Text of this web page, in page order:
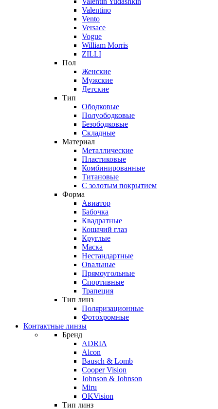
Valentino
Vento
Versace
Vogue
William Morris
ZILLI
Пол
Женские
Мужские
Детские
Тип
Ободковые
Полуободковые
Безободковые
Складные
Материал
Металлические
Пластиковые
Комбинированные
Титановые
С золотым покрытием
Форма
Авиатор
Бабочка
Квадратные
Кошачий глаз
Круглые
Маска
Нестандартные
Овальные
Прямоугольные
Спортивные
Трапеция
Тип линз
Поляризационные
Фотохромные
Контактные линзы
Бренд
ADRIA
Alcon
Bausch & Lomb
Cooper Vision
Johnson & Johnson
Miru
OKVision
Тип линз